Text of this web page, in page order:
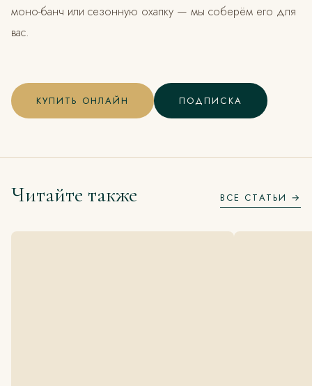
моно-банч или сезонную охапку — мы соберём его для
вас.
КУПИТЬ ОНЛАЙН ПОДПИСКА
Читайте также ВСЕ СТАТЬИ →